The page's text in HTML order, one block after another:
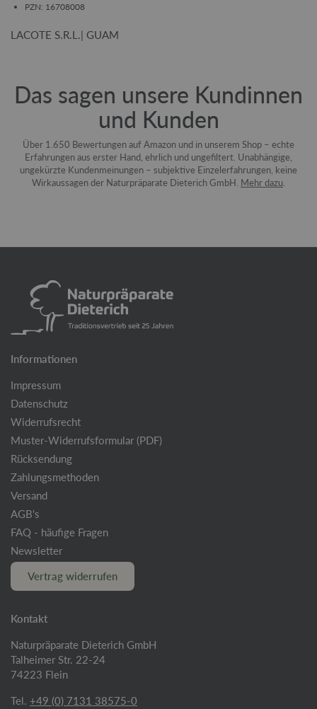
PZN: 16708008
LACOTE S.R.L.| GUAM
Das sagen unsere Kundinnen
und Kunden
Über 1.650 Bewertungen auf Amazon und in unserem Shop – echte
Erfahrungen aus erster Hand, ehrlich und ungefiltert. Unabhängige,
ungekürzte Kundenmeinungen – subjektive Einzelerfahrungen, keine
Wirkaussagen der Naturpräparate Dieterich GmbH. Mehr dazu
Informationen
Impressum
Datenschutz
Widerrufsrecht
Muster-Widerrufsformular (PDF)
Rücksendung
Zahlungsmethoden
Versand
AGB's
FAQ - häufige Fragen
Newsletter
Vertrag widerrufen
Kontakt
Naturpräparate Dieterich GmbH
Talheimer Str. 22-24
74223 Flein
Tel. +49 (0) 7131 38575-0